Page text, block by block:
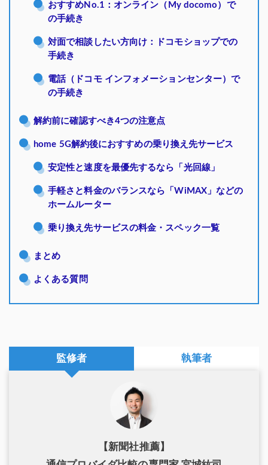
おすすめNo.1：オンライン（My docomo）で
の手続き
対面で相談したい方向け：ドコモショップでの
手続き
電話（ドコモ インフォメーションセンター）で
の手続き
解約前に確認すべき4つの注意点
home 5G解約後におすすめの乗り換え先サービス
安定性と速度を最優先するなら「光回線」
手軽さと料金のバランスなら「WiMAX」などの
ホームルーター
乗り換え先サービスの料金・スペック一覧
まとめ
よくある質問
監修者 執筆者
【新聞社推薦】